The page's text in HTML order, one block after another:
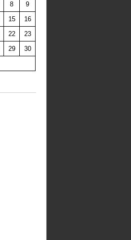
8
9
15
16
22
23
29
30